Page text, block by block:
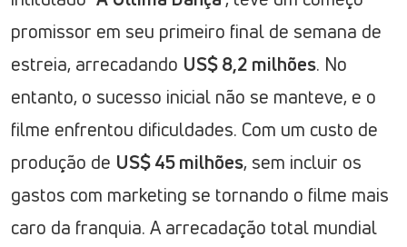
promissor em seu primeiro final de semana de
estreia, arrecadando US$ 8,2 milhões. No
entanto, o sucesso inicial não se manteve, e o
filme enfrentou dificuldades. Com um custo de
produção de US$ 45 milhões, sem incluir os
gastos com marketing se tornando o filme mais
caro da franquia. A arrecadação total mundial